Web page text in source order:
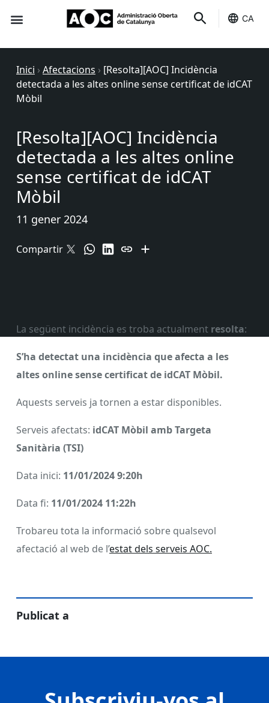
CA
Inici › Afectacions › [Resolta][AOC] Incidència
detectada a les altes online sense certificat de idCAT
Mòbil
[Resolta][AOC] Incidència
detectada a les altes online
sense certificat de idCAT
Mòbil
11 gener 2024
Compartir
La següent incidència es troba actualment resolta:
S’ha detectat una incidència que afecta a les
altes online sense certificat de idCAT Mòbil.
Aquests serveis ja tornen a estar disponibles.
Serveis afectats: idCAT Mòbil amb Targeta
Sanitària (TSI)
Data inici: 11/01/2024 9:20h
Data fi: 11/01/2024 11:22h
Trobareu tota la informació sobre qualsevol
afectació al web de l’estat dels serveis AOC.
Publicat a